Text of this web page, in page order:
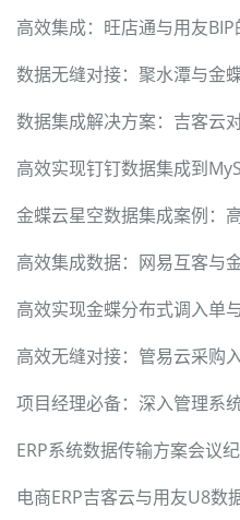
高效集成：旺店通与用友
数据无缝对接：聚水潭与金
数据集成解决方案：吉客云
高效实现钉钉数据集成到
金蝶云星空数据集成案例：
高效集成数据：网易互客与
高效实现金蝶分布式调入单
高效无缝对接：管易云采购
项目经理必备：深入管理系
ERP系统数据传输方案会议
电商ERP吉客云与用友U8数